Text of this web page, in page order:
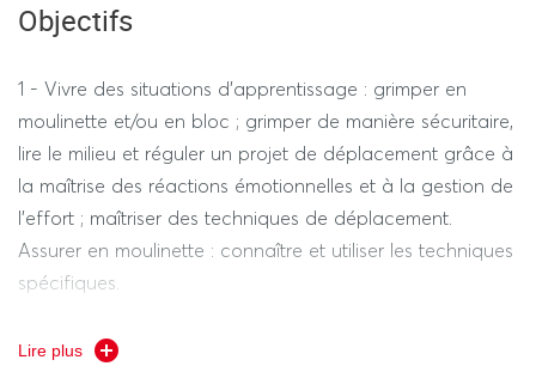
Objectifs
1 - Vivre des situations d’apprentissage : grimper en
moulinette et/ou en bloc ; grimper de manière sécuritaire,
lire le milieu et réguler un projet de déplacement grâce à
la maîtrise des réactions émotionnelles et à la gestion de
l’effort ; maîtriser des techniques de déplacement.
Assurer en moulinette : connaître et utiliser les techniques
spécifiques.
2- Savoir assurer en moulinette et parer en bloc.
Lire plus